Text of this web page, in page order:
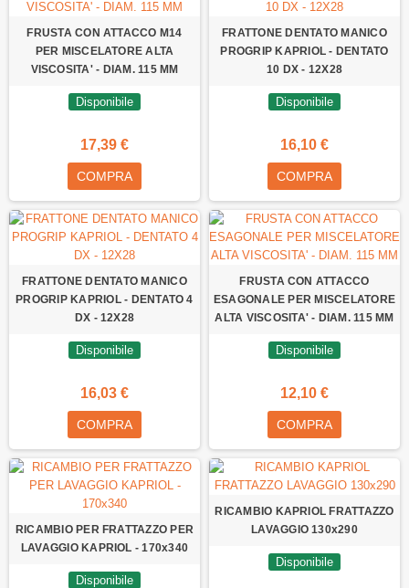
FRUSTA CON ATTACCO M14
PER MISCELATORE ALTA
VISCOSITA' - DIAM. 115 MM
Disponibile
17,39 €
COMPRA
FRATTONE DENTATO MANICO
PROGRIP KAPRIOL - DENTATO
10 DX - 12X28
Disponibile
16,10 €
COMPRA
FRATTONE DENTATO MANICO
PROGRIP KAPRIOL - DENTATO 4
DX - 12X28
Disponibile
16,03 €
COMPRA
FRUSTA CON ATTACCO
ESAGONALE PER MISCELATORE
ALTA VISCOSITA' - DIAM. 115 MM
Disponibile
12,10 €
COMPRA
RICAMBIO PER FRATTAZZO PER
LAVAGGIO KAPRIOL - 170x340
Disponibile
RICAMBIO KAPRIOL FRATTAZZO
LAVAGGIO 130x290
Disponibile